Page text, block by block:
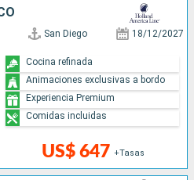
San Diego 18/12/2027
US$ 647 +Tasas
Cocina refinada
Animaciones exclusivas a bordo
Experiencia Premium
Comidas incluidas